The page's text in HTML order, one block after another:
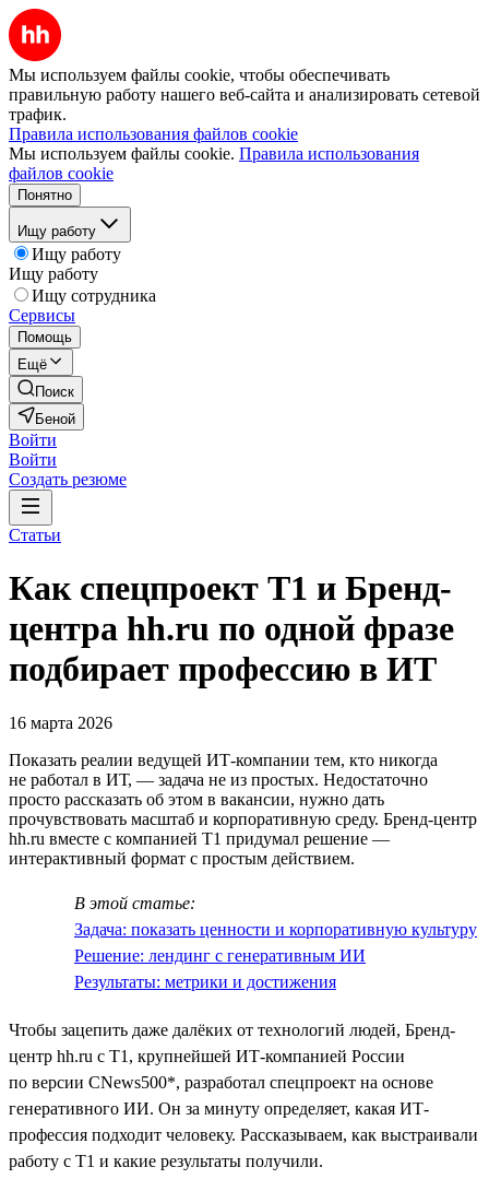
Мы используем файлы cookie, чтобы обеспечивать
правильную работу нашего веб-сайта и анализировать сетевой
трафик.
Правила использования файлов cookie
Мы используем файлы cookie. Правила использования
файлов cookie
Понятно
Ищу работу
Ищу работу
Ищу работу
Ищу сотрудника
Сервисы
Помощь
Ещё
Поиск
Беной
Войти
Войти
Создать резюме
Статьи
Как спецпроект T1 и Бренд-
центра hh.ru по одной фразе
подбирает профессию в ИТ
16 марта 2026
Показать реалии ведущей ИТ-компании тем, кто никогда
не работал в ИТ, — задача не из простых. Недостаточно
просто рассказать об этом в вакансии, нужно дать
прочувствовать масштаб и корпоративную среду. Бренд-центр
hh.ru вместе с компанией T1 придумал решение —
интерактивный формат с простым действием.
В этой статье:
Задача: показать ценности и корпоративную культуру
Решение: лендинг с генеративным ИИ
Результаты: метрики и достижения
Чтобы зацепить даже далёких от технологий людей, Бренд-
центр hh.ru с T1, крупнейшей ИТ-компанией России
по версии CNews500*, разработал спецпроект на основе
генеративного ИИ. Он за минуту определяет, какая ИТ-
профессия подходит человеку. Рассказываем, как выстраивали
работу с T1 и какие результаты получили.